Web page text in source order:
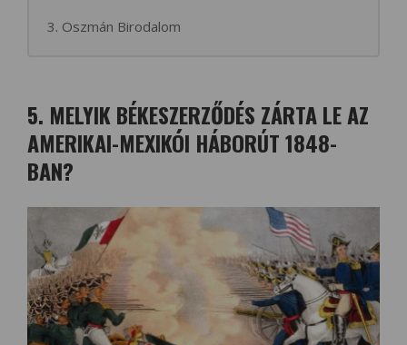
3. Oszmán Birodalom
5. MELYIK BÉKESZERZŐDÉS ZÁRTA LE AZ
AMERIKAI-MEXIKÓI HÁBORÚT 1848-
BAN?